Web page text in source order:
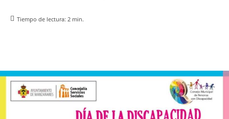
Tiempo de lectura: 2 min.